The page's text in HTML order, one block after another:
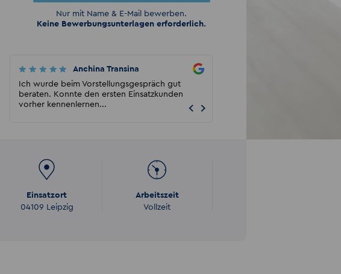
Nur mit Name & E-Mail bewerben.
Keine Bewerbungsunterlagen erforderlich.
Anchina Transina
Ich wurde beim Vorstellungsgespräch gut
beraten. Konnte den ersten Einsatzkunden
vorher kennenlernen...
Leben nur den ri...
Einsatzort
04109 Leipzig
Arbeitszeit
Vollzeit